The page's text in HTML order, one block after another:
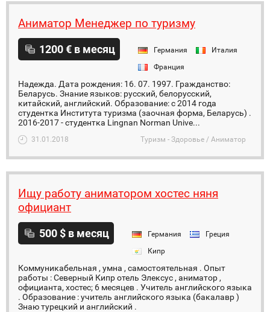
Аниматор Менеджер по туризму
1200 € в месяц Германия
Италия
Франция
Надежда. Дата рождения: 16. 07. 1997. Гражданство:
Беларусь. Знание языков: русский, белорусский,
китайский, английский. Образование: с 2014 года
студентка Института туризма (заочная форма, Беларусь) .
2016-2017 - студентка Lingnan Norman Unive...
31.01.2018 Туризм - Здоровье / Аниматор
Ищу работу аниматором хостес няня
официант
500 $ в месяц Германия
Греция
Кипр
Коммуникабельная , умна , самостоятельная . Опыт
работы : Северный Кипр отель Элексус , аниматор ,
официанта, хостес; 6 месяцев . Учитель английского языка
. Образование : учитель английского языка (бакалавр )
Знаю турецкий и английский .